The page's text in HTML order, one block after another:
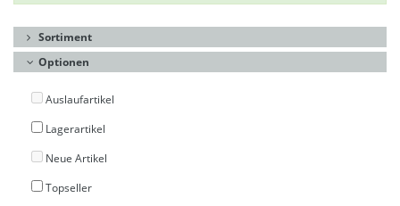
Sortiment
Optionen
Auslaufartikel
Lagerartikel
Neue Artikel
Topseller